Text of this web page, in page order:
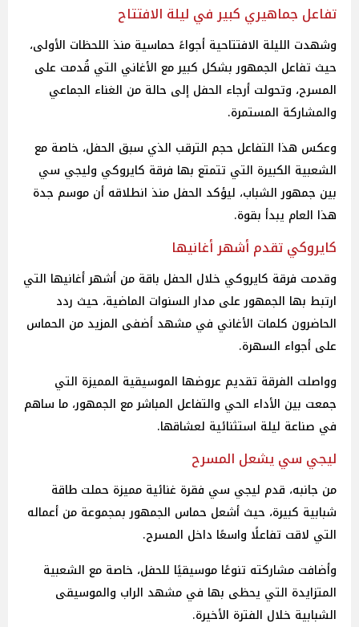
تفاعل جماهيري كبير في ليلة الافتتاح
وشهدت الليلة الافتتاحية أجواءً حماسية منذ اللحظات الأولى،
حيث تفاعل الجمهور بشكل كبير مع الأغاني التي قُدمت على
المسرح، وتحولت أرجاء الحفل إلى حالة من الغناء الجماعي
والمشاركة المستمرة.
وعكس هذا التفاعل حجم الترقب الذي سبق الحفل، خاصة مع
الشعبية الكبيرة التي تتمتع بها فرقة كايروكي وليجي سي
بين جمهور الشباب، ليؤكد الحفل منذ انطلاقه أن موسم جدة
هذا العام يبدأ بقوة.
كايروكي تقدم أشهر أغانيها
وقدمت فرقة كايروكي خلال الحفل باقة من أشهر أغانيها التي
ارتبط بها الجمهور على مدار السنوات الماضية، حيث ردد
الحاضرون كلمات الأغاني في مشهد أضفى المزيد من الحماس
على أجواء السهرة.
وواصلت الفرقة تقديم عروضها الموسيقية المميزة التي
جمعت بين الأداء الحي والتفاعل المباشر مع الجمهور، ما ساهم
في صناعة ليلة استثنائية لعشاقها.
ليجي سي يشعل المسرح
من جانبه، قدم ليجي سي فقرة غنائية مميزة حملت طاقة
شبابية كبيرة، حيث أشعل حماس الجمهور بمجموعة من أعماله
التي لاقت تفاعلًا واسعًا داخل المسرح.
وأضافت مشاركته تنوعًا موسيقيًا للحفل، خاصة مع الشعبية
المتزايدة التي يحظى بها في مشهد الراب والموسيقى
الشبابية خلال الفترة الأخيرة.